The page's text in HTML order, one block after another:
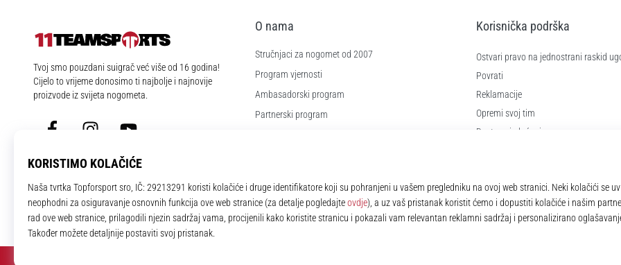
11teamsports.hr
Tvoj smo pouzdani suigrač već više od 16 godina!
Cijelo to vrijeme donosimo ti najbolje i najnovije
proizvode iz svijeta nogometa.
FacebookInstagramYouTube
O nama
Stručnjaci za nogomet od 2007
Program vjernosti
Ambasadorski program
Partnerski program
Korisnička podrška
Ostvari pravo na jednostrani raskid
Povrati
Reklamacije
Opremi svoj tim
Dostava i plaćanje
Najčešća pitanja
Pravila o zaštiti osobnih podataka